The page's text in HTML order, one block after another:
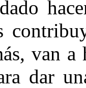
van
dar